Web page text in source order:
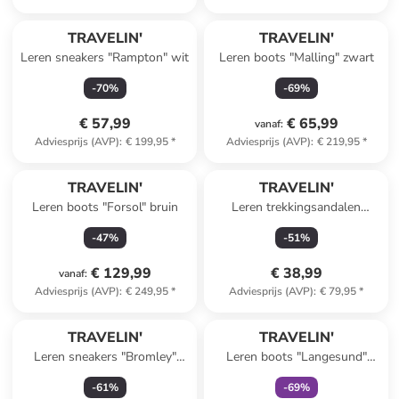
TRAVELIN'
Leren sneakers "Rampton" wit
-70%
€ 57,99
Adviesprijs (AVP): € 199,95*
TRAVELIN'
Leren boots "Malling" zwart
-69%
vanaf: € 65,99
Adviesprijs (AVP): € 219,95*
TRAVELIN'
Leren boots "Forsol" bruin
-47%
vanaf: € 129,99
Adviesprijs (AVP): € 249,95*
TRAVELIN'
Leren trekkingsandalen
"Angvik" zwart
-51%
€ 38,99
Adviesprijs (AVP): € 79,95*
TRAVELIN'
Leren sneakers "Bromley"
beige
-61%
TRAVELIN'
Leren boots "Langesund"
lichtbruin
-69%